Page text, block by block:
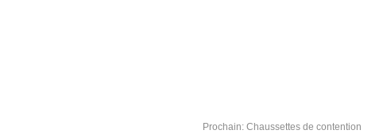
Prochain: Chaussettes de contention